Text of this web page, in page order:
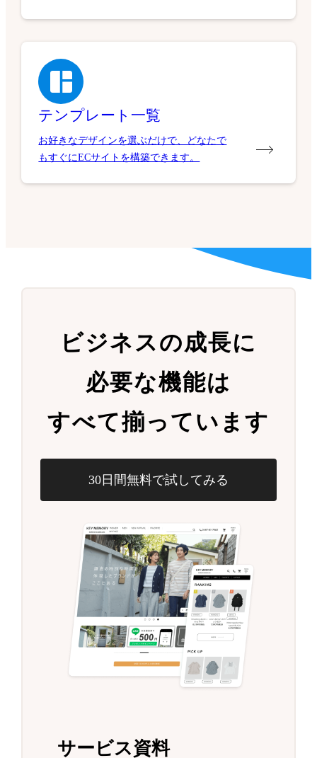
テンプレート一覧
お好きなデザインを選ぶだけで、どなたで
もすぐにECサイトを構築できます。
ビジネスの成長に
必要な機能は
すべて揃っています
30日間無料で試してみる
サービス資料